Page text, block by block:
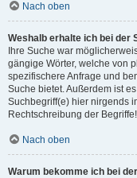
Nach oben
Weshalb erhalte ich bei der
Ihre Suche war
gängige Wörter, welche von
spezifischere Anfrage und
Suche bietet. Außerdem ist
Suchbegriff(e) hier nirgends
Rechtschreibung der Begriffe!
Nach oben
Warum bekomme ich bei